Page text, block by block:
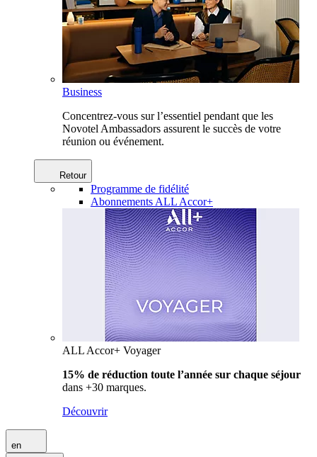
Business
Concentrez-vous sur l’essentiel pendant que les
Novotel Ambassadors assurent le succès de votre
réunion ou événement.
Retour
Programme de fidélité
Abonnements ALL Accor+
ALL Accor+ Voyager
15% de réduction toute l’année sur chaque séjour
dans +30 marques.
Découvrir
en